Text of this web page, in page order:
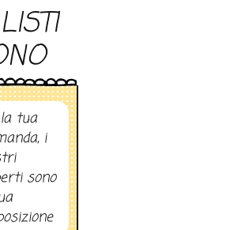
tua
i
sono